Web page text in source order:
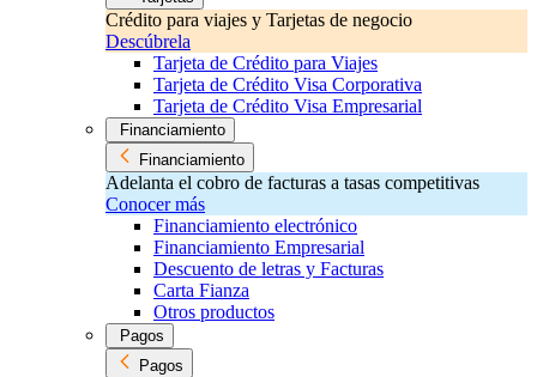
Crédito para viajes y Tarjetas de negocio
Descúbrela
Tarjeta de Crédito para Viajes
Tarjeta de Crédito Visa Corporativa
Tarjeta de Crédito Visa Empresarial
Financiamiento
Financiamiento
Adelanta el cobro de facturas a tasas competitivas
Conocer más
Financiamiento electrónico
Financiamiento Empresarial
Descuento de letras y Facturas
Carta Fianza
Otros productos
Pagos
Pagos